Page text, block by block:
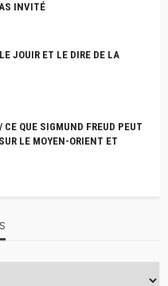
INVITÉ
JOUIR ET LE DIRE DE LA
QUE SIGMUND FREUD PEUT
LE MOYEN-ORIENT ET